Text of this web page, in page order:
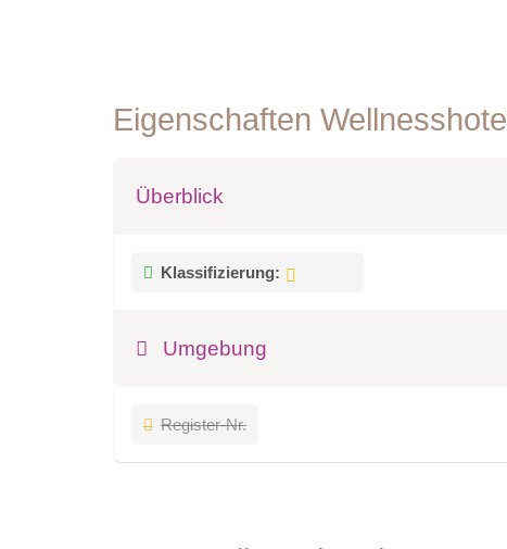
Eigenschaften Wellnesshotel
Überblick
Klassifizierung:
Umgebung
Register-Nr.